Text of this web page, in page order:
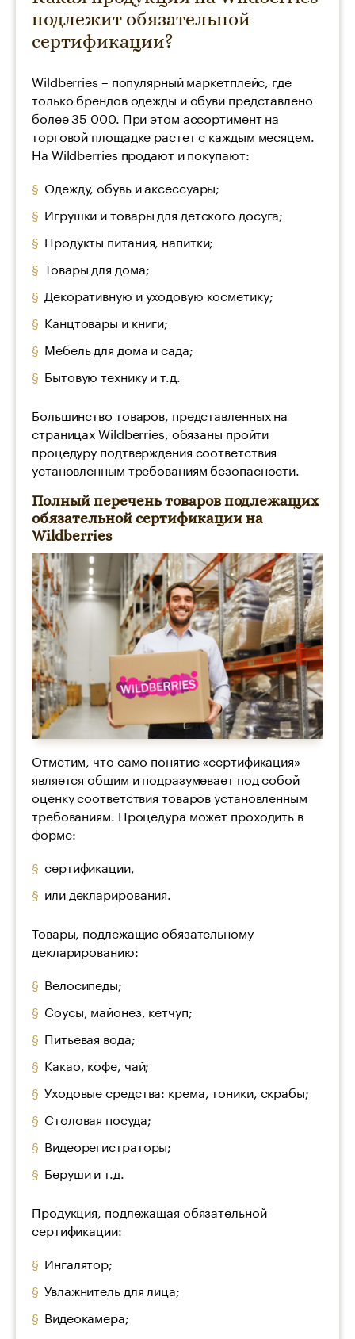
подлежит обязательной
сертификации?
Wildberries – популярный маркетплейс, где
только брендов одежды и обуви представлено
более 35 000. При этом ассортимент на
торговой площадке растет с каждым месяцем.
На Wildberries продают и покупают:
Одежду, обувь и аксессуары;
Игрушки и товары для детского досуга;
Продукты питания, напитки;
Товары для дома;
Декоративную и уходовую косметику;
Канцтовары и книги;
Мебель для дома и сада;
Бытовую технику и т.д.
Большинство товаров, представленных на
страницах Wildberries, обязаны пройти
процедуру подтверждения соответствия
установленным требованиям безопасности.
Полный перечень товаров подлежащих
обязательной сертификации на
Wildberries
Отметим, что само понятие «сертификация»
является общим и подразумевает под собой
оценку соответствия товаров установленным
требованиям. Процедура может проходить в
форме:
сертификации,
или декларирования.
Товары, подлежащие обязательному
декларированию:
Велосипеды;
Соусы, майонез, кетчуп;
Питьевая вода;
Какао, кофе, чай;
Уходовые средства: крема, тоники, скрабы;
Столовая посуда;
Видеорегистраторы;
Беруши и т.д.
Продукция, подлежащая обязательной
сертификации:
Ингалятор;
Увлажнитель для лица;
Видеокамера;